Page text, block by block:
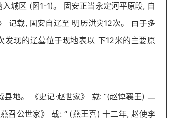
城区 (图1-1)。 固安正当永定河平原段, 自
记载, 固安自辽至 明历洪灾12次。 由于多
现的辽墓位于现地表以 下12米的主要原
地。 《史记·赵世家》 载: “(赵悼襄王) 二
召公世家》 载: “ (燕王喜) 十二年, 赵使李